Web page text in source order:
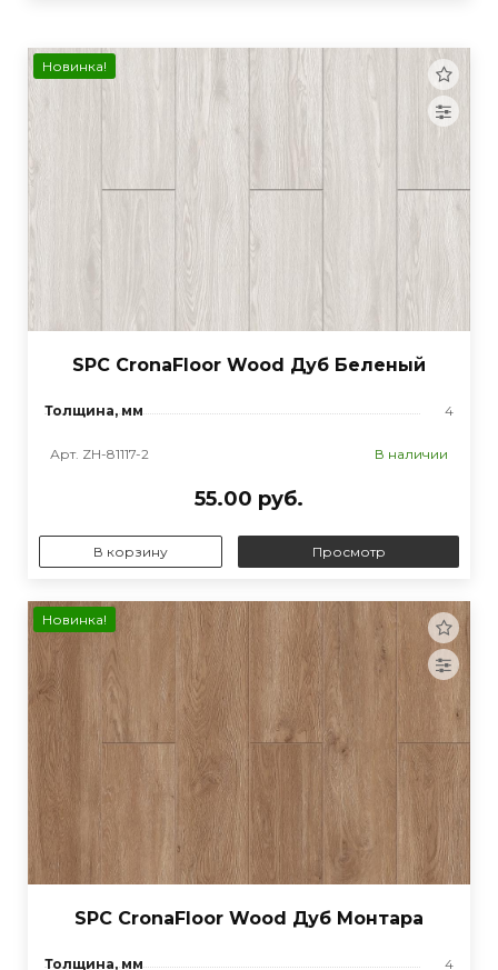
Новинка!
SPC CronaFloor Wood Дуб Беленый
Толщина, мм 4
Арт. ZH-81117-2 В наличии
55.00 руб.
В корзину Просмотр
Новинка!
SPC CronaFloor Wood Дуб Монтара
Толщина, мм 4